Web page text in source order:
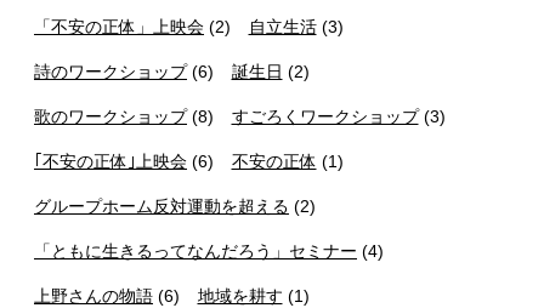
「不安の正体」上映会 (2) 自立生活(3)
詩のワークショップ(6) 誕生日 (2)
歌のワークショップ(8) すごろくワークショップ(3)
｢不安の正体｣上映会 (6) 不安の正体 (1)
グループホーム反対運動を超える (2)
「ともに生きるってなんだろう」セミナー (4)
上野さんの物語 (6) 地域を耕す (1)